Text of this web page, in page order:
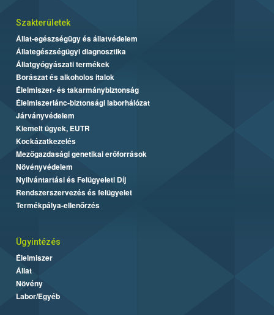
Szakterületek
Állat-egészségügy és állatvédelem
Állategészségügyi diagnosztika
Állatgyógyászati termékek
Borászat és alkoholos italok
Élelmiszer- és takarmánybiztonság
Élelmiszerlánc-biztonsági laborhálózat
Járványvédelem
Kiemelt ügyek, EUTR
Kockázatkezelés
Mezőgazdasági genetikai erőforrások
Növényvédelem
Nyilvántartási és Felügyeleti Díj
Rendszerszervezés és felügyelet
Termékpálya-ellenőrzés
Ügyintézés
Élelmiszer
Állat
Növény
Labor/Egyéb